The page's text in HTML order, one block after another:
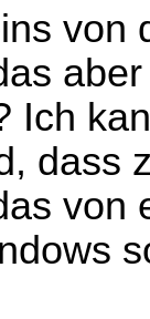
von
Ich
dass
von